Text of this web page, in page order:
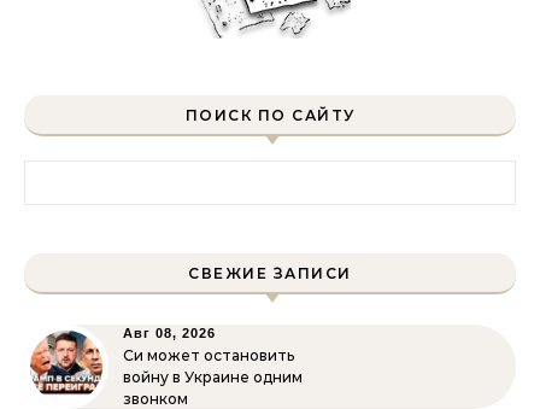
ПОИСК ПО САЙТУ
СВЕЖИЕ ЗАПИСИ
Авг 08, 2026
Си может остановить
войну в Украине одним
звонком